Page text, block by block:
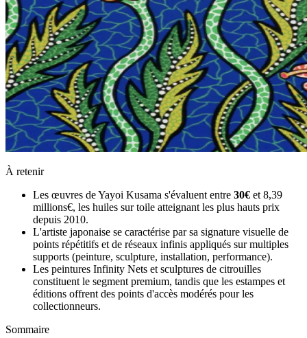
À retenir
Les œuvres de Yayoi Kusama s'évaluent entre 30€ et 8,39
millions€, les huiles sur toile atteignant les plus hauts prix
depuis 2010.
L'artiste japonaise se caractérise par sa signature visuelle de
points répétitifs et de réseaux infinis appliqués sur multiples
supports (peinture, sculpture, installation, performance).
Les peintures Infinity Nets et sculptures de citrouilles
constituent le segment premium, tandis que les estampes et
éditions offrent des points d'accès modérés pour les
collectionneurs.
Sommaire